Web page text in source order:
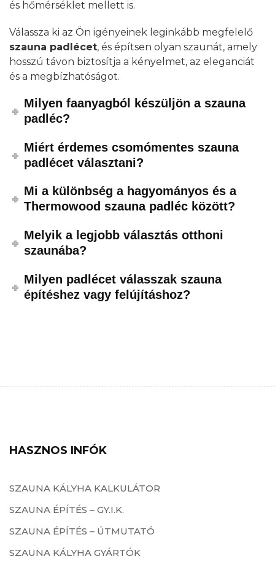
és hőmérséklet mellett is.
Válassza ki az Ön igényeinek leginkább megfelelő
szauna padlécet, és építsen olyan szaunát, amely
hosszú távon biztosítja a kényelmet, az eleganciát
és a megbízhatóságot.
Milyen faanyagból készüljön a szauna
padléc?
Miért érdemes csomómentes szauna
padlécet választani?
Mi a különbség a hagyományos és a
Thermowood szauna padléc között?
Melyik a legjobb választás otthoni
szaunába?
Milyen padlécet válasszak szauna
építéshez vagy felújításhoz?
HASZNOS INFÓK
SZAUNA KÁLYHA KALKULÁTOR
SZAUNA ÉPÍTÉS – GY.I.K.
SZAUNA ÉPÍTÉS – ÚTMUTATÓ
SZAUNA KÁLYHA GYÁRTÓK